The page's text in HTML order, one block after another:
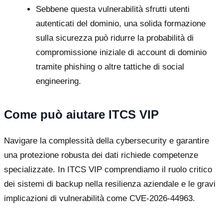
Sebbene questa vulnerabilità sfrutti utenti
autenticati del dominio, una solida formazione
sulla sicurezza può ridurre la probabilità di
compromissione iniziale di account di dominio
tramite phishing o altre tattiche di social
engineering.
Come può aiutare ITCS VIP
Navigare la complessità della cybersecurity e garantire
una protezione robusta dei dati richiede competenze
specializzate. In ITCS VIP comprendiamo il ruolo critico
dei sistemi di backup nella resilienza aziendale e le gravi
implicazioni di vulnerabilità come CVE-2026-44963.